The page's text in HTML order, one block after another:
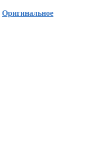
Оригинальное